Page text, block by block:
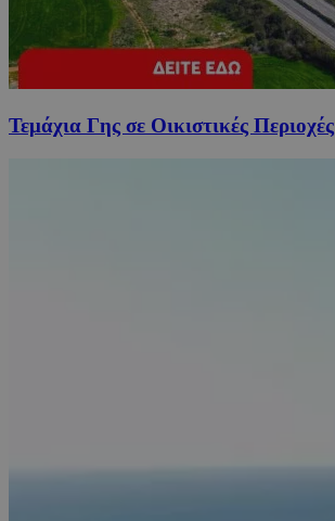
Τεμάχια Γης σε Οικιστικές Περιοχές